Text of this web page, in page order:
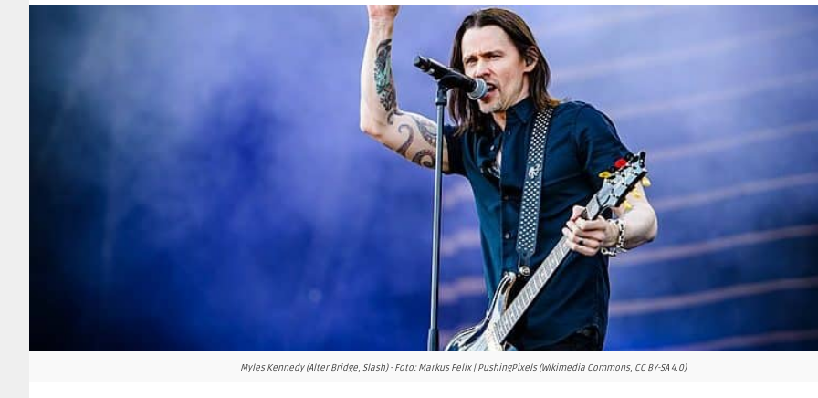
Myles Kennedy (Alter Bridge, Slash) - Foto: Markus Felix | PushingPixels (Wikimedia Commons, CC BY-SA 4.0)